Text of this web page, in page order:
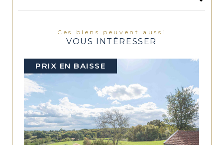
Ces biens peuvent aussi
VOUS INTÉRESSER
PRIX EN BAISSE